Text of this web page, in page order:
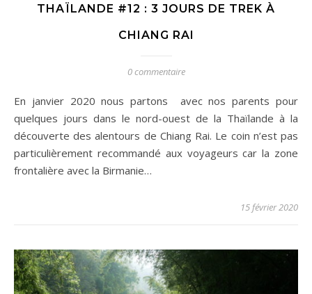
THAÏLANDE #12 : 3 JOURS DE TREK À
CHIANG RAI
0 commentaire
En janvier 2020 nous partons avec nos parents pour
quelques jours dans le nord-ouest de la Thaïlande à la
découverte des alentours de Chiang Rai. Le coin n’est pas
particulièrement recommandé aux voyageurs car la zone
frontalière avec la Birmanie…
15 février 2020